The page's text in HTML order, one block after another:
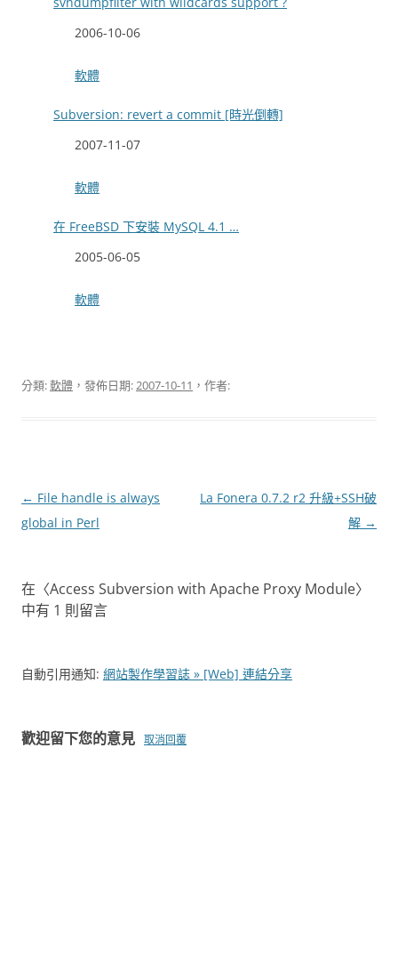
日期
2006-10-06
關於
軟體
Subversion: revert a commit [時光倒轉]
日期
2007-11-07
關於
軟體
在 FreeBSD 下安裝 MySQL 4.1 …
日期
2005-06-05
關於
軟體
分類:軟體 ，發佈日期: 2007-10-11 ，作者:
文
章
← File handle is always
global in Perl
La Fonera 0.7.2 r2 升級+SSH破
解 →
在〈Access Subversion with Apache Proxy Module〉
中有 1 則留言
自動引用通知: 網站製作學習誌 » [Web] 連結分享
歡迎留下您的意見 取消回覆